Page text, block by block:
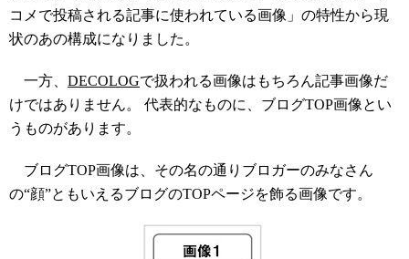
コメで投稿される記事に使われている画像」の特性から現
状のあの構成になりました。
一方、 DECOLOGで扱われる画像はもちろん記事画像だ
けではありません。 代表的なものに、ブログTOP画像とい
うものがあります。
ブログTOP画像は、その名の通りブロガーのみなさん
の“顔”ともいえるブログのTOPページを飾る画像です。